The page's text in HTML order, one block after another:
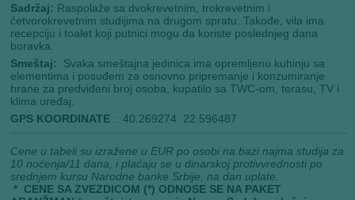
Sadržaj: Raspolaže sa dvokrevetnim, trokrevetnim i
četvorokrevetnim studijima na drugom spratu. Takođe, vila ima
recepciju i toalet koji putnici mogu da koriste poslednjeg dana
boravka.
Smeštaj:
Svaka smeštajna jedinica ima opremljenu kuhinju sa
elementima i posuđem za osnovno pripremanje i konzumiranje
hrane za predviđeni broj osoba, kupatilo sa TWC-om, terasu, TV i
klima uređaj.
GPS KOORDINATE : 40.269274 22.596487
Cene u tabeli su izražene u EUR po osobi na bazi najma studija za
10 noćenja/11 dana, i plaćaju se u dinarskoj protivvrednosti po
srednjem kursu Narodne banke Srbije, na dan uplate.
* CENE SA ZVEZDICOM (*) ODNOSE SE NA PAKET